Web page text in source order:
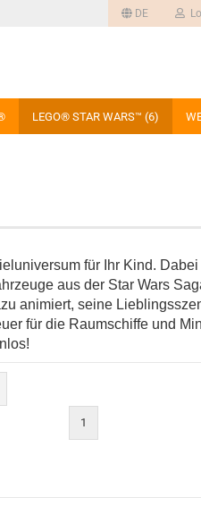
DE
LEGO® STAR WARS™ (6)
für Ihr Kind. Dabei
aus der Star Wars
animiert, seine
für die Raumschiffe und
1